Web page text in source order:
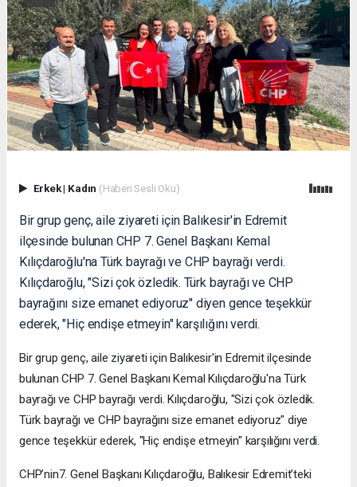
Erkek| Kadın (Haberi Sesli Oku)
Bir grup genç, aile ziyareti için Balıkesir'in Edremit
ilçesinde bulunan CHP 7. Genel Başkanı Kemal
Kılıçdaroğlu'na Türk bayrağı ve CHP bayrağı verdi.
Kılıçdaroğlu, "Sizi çok özledik. Türk bayrağı ve CHP
bayrağını size emanet ediyoruz" diyen gence teşekkür
ederek, "Hiç endişe etmeyin" karşılığını verdi.
Bir grup genç, aile ziyareti için Balıkesir'in Edremit ilçesinde
bulunan CHP 7. Genel Başkanı Kemal Kılıçdaroğlu'na Türk
bayrağı ve CHP bayrağı verdi. Kılıçdaroğlu, "Sizi çok özledik.
Türk bayrağı ve CHP bayrağını size emanet ediyoruz" diye
gence teşekkür ederek, "Hiç endişe etmeyin" karşılığını verdi.
CHP’nin7. Genel Başkanı Kılıçdaroğlu, Balıkesir Edremit’teki